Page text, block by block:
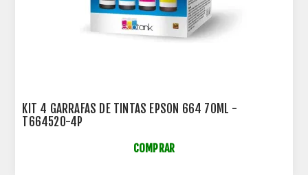
KIT 4 GARRAFAS DE TINTAS EPSON 664 70ML -
T664520-4P
COMPRAR